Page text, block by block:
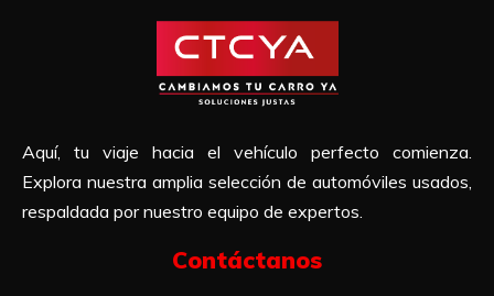
Aquí, tu viaje hacia el vehículo perfecto comienza.
Explora nuestra amplia selección de automóviles usados,
respaldada por nuestro equipo de expertos.
Contáctanos​